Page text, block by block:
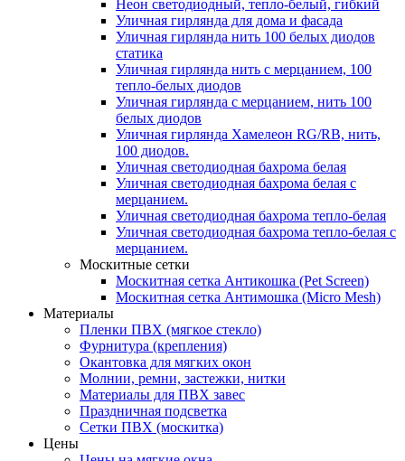
Неон светодиодный, тепло-белый, гибкий
Уличная гирлянда для дома и фасада
Уличная гирлянда нить 100 белых диодов
статика
Уличная гирлянда нить с мерцанием, 100
тепло-белых диодов
Уличная гирлянда с мерцанием, нить 100
белых диодов
Уличная гирлянда Хамелеон RG/RB, нить,
100 диодов.
Уличная светодиодная бахрома белая
Уличная светодиодная бахрома белая с
мерцанием.
Уличная светодиодная бахрома тепло-белая
Уличная светодиодная бахрома тепло-белая с
мерцанием.
Москитные сетки
Москитная сетка Антикошка (Pet Screen)
Москитная сетка Антимошка (Micro Mesh)
Материалы
Пленки ПВХ (мягкое стекло)
Фурнитура (крепления)
Окантовка для мягких окон
Молнии, ремни, застежки, нитки
Материалы для ПВХ завес
Праздничная подсветка
Сетки ПВХ (москитка)
Цены